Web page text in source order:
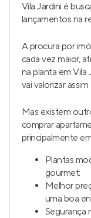
Vila Jardini é
lançamentos na
A procura por
cada vez maior,
na planta em Vila
vai valorizar
Mas existem
comprar
principalmente
Plantas
gourmet;
Melhor
uma boa
Segurança